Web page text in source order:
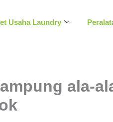
Usaha Laundry
ala-